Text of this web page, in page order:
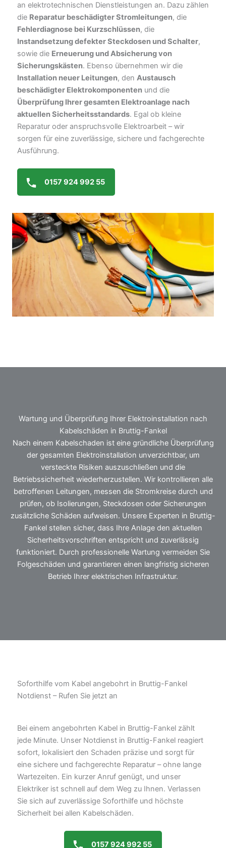
an elektrotechnischen Dienstleistungen an. Dazu zählen
die Reparatur beschädigter Stromleitungen, die
Fehlerdiagnose bei Kurzschlüssen, die
Instandsetzung defekter Steckdosen und Schalter,
sowie die Erneuerung und Absicherung von
Sicherungskästen. Ebenso übernehmen wir die
Installation neuer Leitungen, den Austausch
beschädigter Elektrokomponenten und die
Überprüfung Ihrer gesamten Elektroanlage nach
aktuellen Sicherheitsstandards. Egal ob kleine
Reparatur oder anspruchsvolle Elektroarbeit – wir
sorgen für eine zuverlässige, sichere und fachgerechte
Ausführung.
0157 924 992 55
Wartung und Überprüfung Ihrer Elektroinstallation nach
Kabelschäden in Bruttig-Fankel
Nach einem Kabelschaden ist eine gründliche Überprüfung
der gesamten Elektroinstallation unverzichtbar, um
versteckte Risiken auszuschließen und die
Betriebssicherheit wiederherzustellen. Wir kontrollieren alle
betroffenen Leitungen, messen die Stromkreise durch und
prüfen, ob Isolierungen, Steckdosen oder Sicherungen
zusätzliche Schäden aufweisen. Unsere Experten in Bruttig-
Fankel stellen sicher, dass Ihre Anlage den aktuellen
Sicherheitsvorschriften entspricht und zuverlässig
funktioniert. Durch professionelle Wartung vermeiden Sie
Folgeschäden und garantieren einen langfristig sicheren
Betrieb Ihrer elektrischen Infrastruktur.
Soforthilfe vom Kabel angebohrt in Bruttig-Fankel
Notdienst – Rufen Sie jetzt an
Bei einem angebohrten Kabel in Bruttig-Fankel zählt
jede Minute. Unser Notdienst in Bruttig-Fankel reagiert
sofort, lokalisiert den Schaden präzise und sorgt für
eine sichere und fachgerechte Reparatur – ohne lange
Wartezeiten. Ein kurzer Anruf genügt, und unser
Elektriker ist schnell auf dem Weg zu Ihnen. Verlassen
Sie sich auf zuverlässige Soforthilfe und höchste
Sicherheit bei allen Kabelschäden.
0157 924 992 55